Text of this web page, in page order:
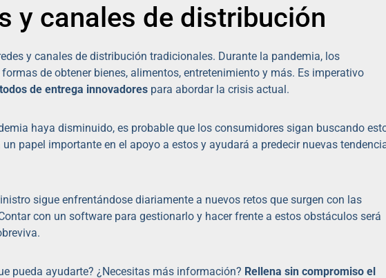
y canales de distribución
y canales de distribución tradicionales. Durante la pandemia, los
de obtener bienes, alimentos, entretenimiento y más. Es imperativo
de entrega innovadores para abordar la crisis actual.
haya disminuido, es probable que los consumidores sigan buscando
papel importante en el apoyo a estos y ayudará a predecir nuevas
sigue enfrentándose diariamente a nuevos retos que surgen con las
con un software para gestionarlo y hacer frente a estos obstáculos será
pueda ayudarte? ¿Necesitas más información? Rellena sin compromiso el